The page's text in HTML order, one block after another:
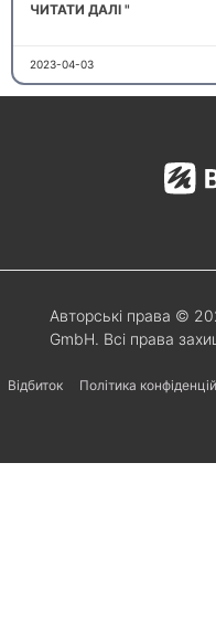
ЧИТАТИ ДАЛІ "
2023-04-03
Авторські права ©
GmbH. Всі права
Відбиток Політика